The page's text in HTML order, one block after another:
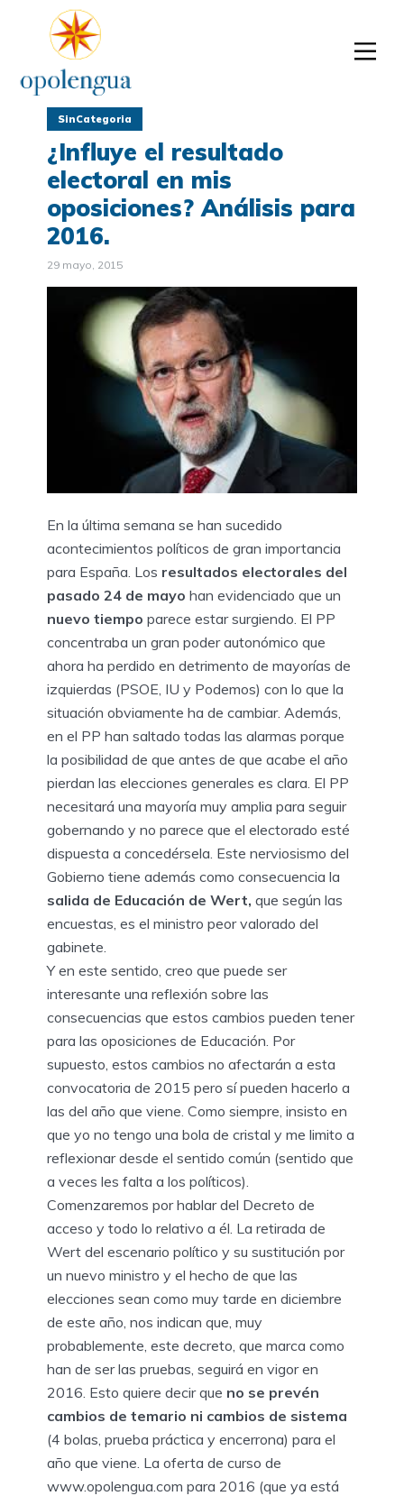
SinCategoria
¿Influye el resultado
electoral en mis
oposiciones? Análisis para
2016.
29 mayo, 2015
En la última semana se han sucedido
acontecimientos políticos de gran importancia
para España. Los resultados electorales del
pasado 24 de mayo han evidenciado que un
nuevo tiempo parece estar surgiendo. El PP
concentraba un gran poder autonómico que
ahora ha perdido en detrimento de mayorías de
izquierdas (PSOE, IU y Podemos) con lo que la
situación obviamente ha de cambiar. Además,
en el PP han saltado todas las alarmas porque
la posibilidad de que antes de que acabe el año
pierdan las elecciones generales es clara. El PP
necesitará una mayoría muy amplia para seguir
gobernando y no parece que el electorado esté
dispuesta a concedérsela. Este nerviosismo del
Gobierno tiene además como consecuencia la
salida de Educación de Wert, que según las
encuestas, es el ministro peor valorado del
gabinete.
Y en este sentido, creo que puede ser
interesante una reflexión sobre las
consecuencias que estos cambios pueden tener
para las oposiciones de Educación. Por
supuesto, estos cambios no afectarán a esta
convocatoria de 2015 pero sí pueden hacerlo a
las del año que viene. Como siempre, insisto en
que yo no tengo una bola de cristal y me limito a
reflexionar desde el sentido común (sentido que
a veces les falta a los políticos).
Comenzaremos por hablar del Decreto de
acceso y todo lo relativo a él. La retirada de
Wert del escenario político y su sustitución por
un nuevo ministro y el hecho de que las
elecciones sean como muy tarde en diciembre
de este año, nos indican que, muy
probablemente, este decreto, que marca como
han de ser las pruebas, seguirá en vigor en
2016. Esto quiere decir que no se prevén
cambios de temario ni cambios de sistema
(4 bolas, prueba práctica y encerrona) para el
año que viene. La oferta de curso de
www.opolengua.com para 2016 (que ya está